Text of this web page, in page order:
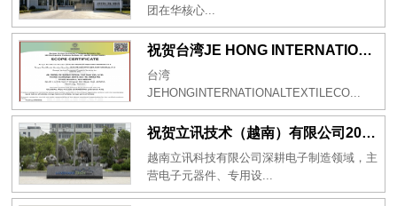
团在华核心...
祝贺台湾JE HONG INTERNATIONAL TEXTILE CO., LTD 2026年一次性成功通过GRS认证
台湾
JEHONGINTERNATIONALTEXTILECO...
祝贺立讯技术（越南）有限公司2026年一次性成功通过RBA-VAP审核获得金牌评级！
越南立讯科技有限公司深耕电子制造领域，主
营电子元器件、专用设...